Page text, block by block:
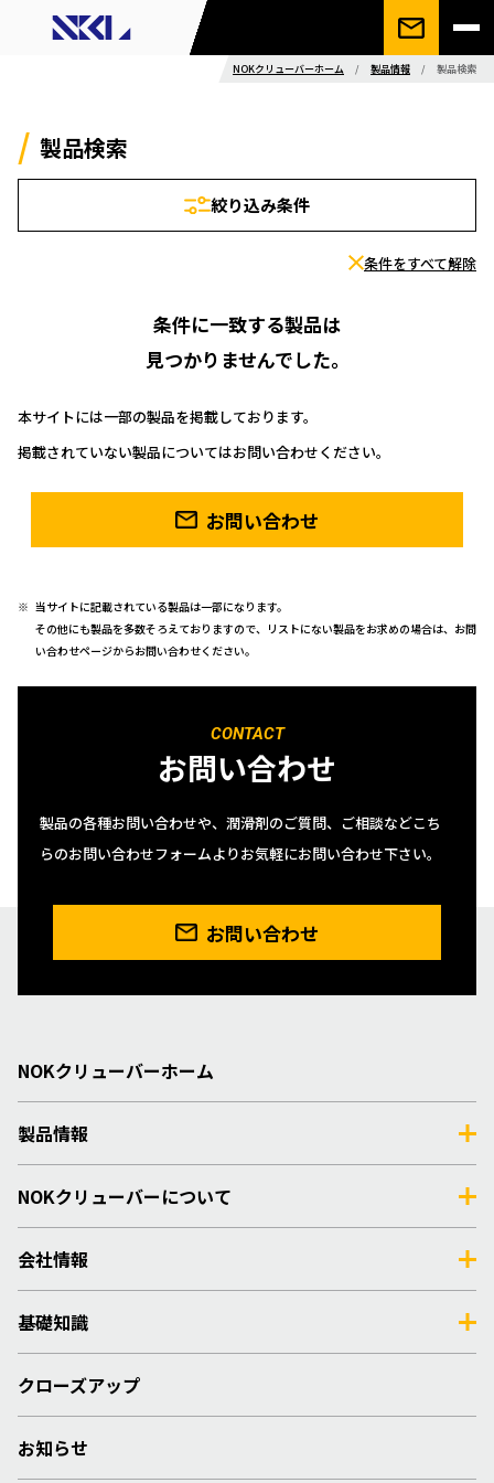
NOKクリューバーホーム / 製品情報 / 製品検索
製品検索
絞り込み条件
条件をすべて解除
条件に一致する製品は
見つかりませんでした。
本サイトには一部の製品を掲載しております。
掲載されていない製品についてはお問い合わせください。
お問い合わせ
当サイトに記載されている製品は一部になります。
その他にも製品を多数そろえておりますので、リストにない製品をお求めの場合は、お問
い合わせページからお問い合わせください。
CONTACT
お問い合わせ
製品の各種お問い合わせや、潤滑剤のご質問、ご相談などこち
らのお問い合わせフォームよりお気軽にお問い合わせ下さい。
お問い合わせ
NOKクリューバーホーム
製品情報
NOKクリューバーについて
会社情報
基礎知識
クローズアップ
お知らせ